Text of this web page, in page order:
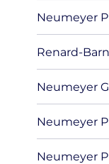
Neumeyer
Renard-
Neumeyer
Neumeyer
Neumeyer